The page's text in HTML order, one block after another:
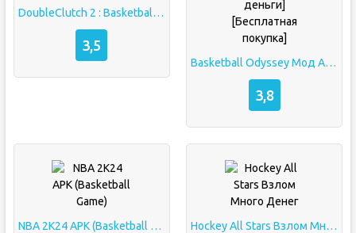
DoubleClutch 2 : Basketball (Мод, Без рекламы)
3,5
Basketball Odyssey Мод Apk [Бесконечные деньги][Бесплатная покупка]
3,8
NBA 2K24 APK (Basketball Game) Hockey All Stars Взлом Много Денег